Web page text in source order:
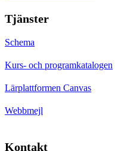
Tjänster
Schema
Kurs- och programkatalogen
Lärplattformen Canvas
Webbmejl
Kontakt